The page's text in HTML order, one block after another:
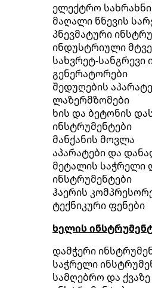
ელექტრო
მაღალი წნევის
პნევმატური
ინდუსტრიული
სახვრეტ-სანგრევი
გენერატორები
შედუღების
ლაზერმზომები
ხის და ბეტონის
ინსტრუმენტები
მანქანის მოვლა
აპარატები და
მეტალის საჭრელი
ინსტრუმენტები
ჰაერის
ტექნიკური ფენები
ხელის
დამჭერი
საჭრელი
სამღებრო და